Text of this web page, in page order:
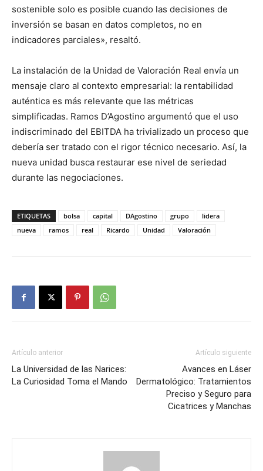
sostenible solo es posible cuando las decisiones de
inversión se basan en datos completos, no en
indicadores parciales», resaltó.
La instalación de la Unidad de Valoración Real envía un
mensaje claro al contexto empresarial: la rentabilidad
auténtica es más relevante que las métricas
simplificadas. Ramos D’Agostino argumentó que el uso
indiscriminado del EBITDA ha trivializado un proceso que
debería ser tratado con el rigor técnico necesario. Así, la
nueva unidad busca restaurar ese nivel de seriedad
durante las negociaciones.
ETIQUETAS bolsa capital DAgostino grupo
lidera
nueva
ramos real Ricardo Unidad Valoración
Artículo anterior
La Universidad de las Narices:
La Curiosidad Toma el Mando
Artículo siguiente
Avances en Láser
Dermatológico: Tratamientos
Preciso y Seguro para
Cicatrices y Manchas